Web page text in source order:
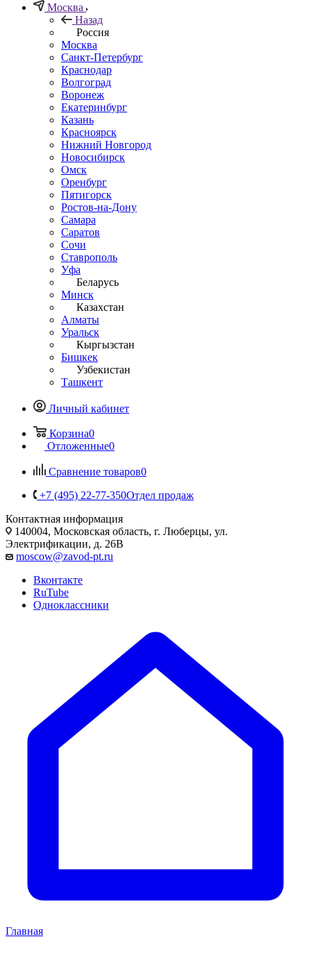
Москва
Назад
Россия
Москва
Санкт-Петербург
Краснодар
Волгоград
Воронеж
Екатеринбург
Казань
Красноярск
Нижний Новгород
Новосибирск
Омск
Оренбург
Пятигорск
Ростов-на-Дону
Самара
Саратов
Сочи
Ставрополь
Уфа
Беларусь
Минск
Казахстан
Алматы
Уральск
Кыргызстан
Бишкек
Узбекистан
Ташкент
Личный кабинет
Корзина0
Отложенные0
Сравнение товаров0
+7 (495) 22-77-350Отдел продаж
Контактная информация
140004, Московская область, г. Люберцы, ул.
Электрификации, д. 26В
moscow@zavod-pt.ru
Вконтакте
RuTube
Одноклассники
Главная